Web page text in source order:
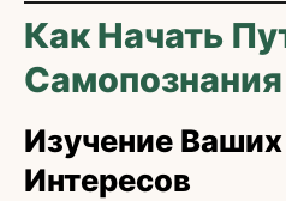
Как Начать
Самопознания
Изучение
Интересов